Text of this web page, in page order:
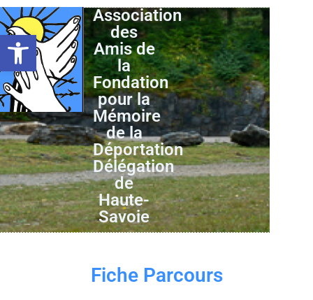
Ouvrir la barre d’outils
Association
des
Amis de
la
Fondation
pour la
Mémoire
de la
Déportation
Délégation
de
Haute-
Savoie
Fiche Parcours